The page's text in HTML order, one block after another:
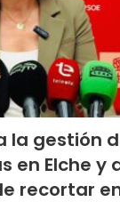
la gestión
en Elche y
recortar